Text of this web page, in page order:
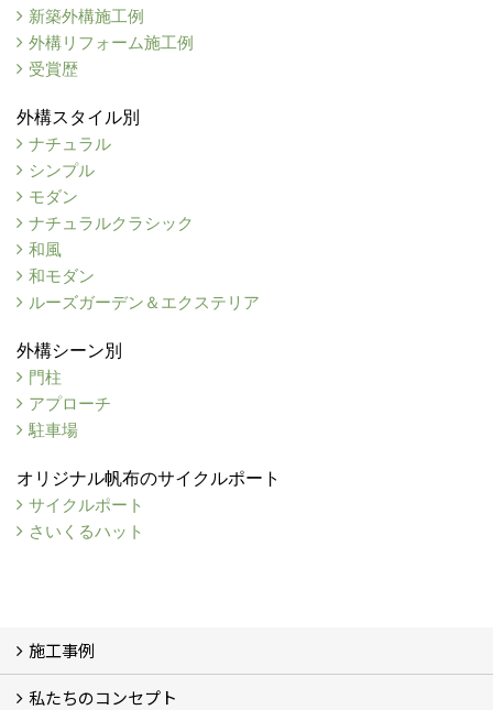
新築外構施工例
外構リフォーム施工例
受賞歴
外構スタイル別
ナチュラル
シンプル
モダン
ナチュラルクラシック
和風
和モダン
ルーズガーデン＆エクステリア
外構シーン別
門柱
アプローチ
駐車場
オリジナル帆布のサイクルポート
サイクルポート
さいくるハット
施工事例
施工事例
お客様の声 (46)
私たちのコンセプト